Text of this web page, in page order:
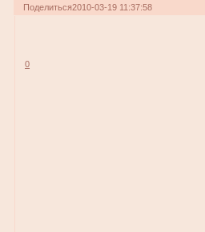
Поделиться2010-03-19 11:37:58
0